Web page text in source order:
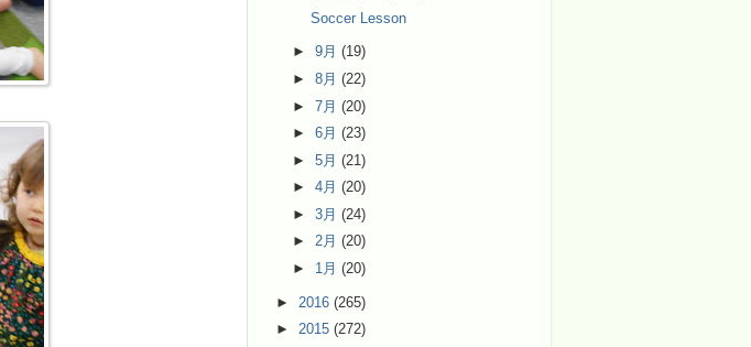
Soccer Lesson
►9月(19)
►8月(22)
►7月(20)
►6月(23)
►5月(21)
►4月(20)
►3月(24)
►2月(20)
► 1月(20)
► 2016 (265)
► 2015 (272)